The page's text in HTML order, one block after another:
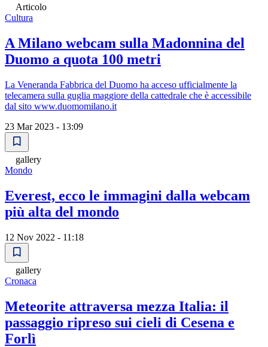
Articolo
Cultura
A Milano webcam sulla Madonnina del
Duomo a quota 100 metri
La Veneranda Fabbrica del Duomo ha acceso ufficialmente la
telecamera sulla guglia maggiore della cattedrale che è accessibile
dal sito www.duomomilano.it
23 Mar 2023 - 13:09
gallery
Mondo
Everest, ecco le immagini dalla webcam
più alta del mondo
12 Nov 2022 - 11:18
gallery
Cronaca
Meteorite attraversa mezza Italia: il
passaggio ripreso sui cieli di Cesena e
Forlì